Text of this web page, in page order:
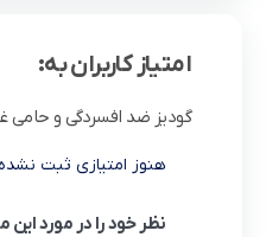
امتیاز کاربران به:
گودیز ضد افسردگی و
هنوز امتیازی ثبت
نظر خود را در مورد